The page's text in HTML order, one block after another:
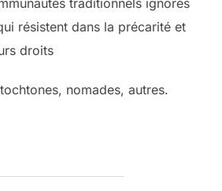
traditionnels ignorés
résistent dans la précarité et
droits
nomades, autres.